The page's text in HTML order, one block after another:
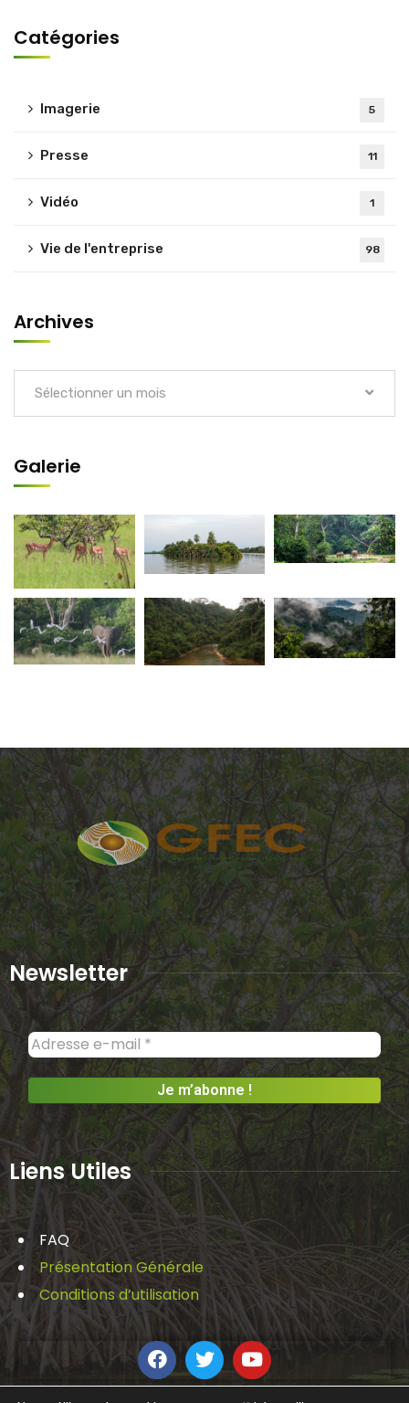
Catégories
Imagerie 5
Presse 11
Vidéo 1
Vie de l'entreprise 98
Archives
Sélectionner un mois
Galerie
Newsletter
Liens Utiles
FAQ
Présentation Générale
Conditions d’utilisation